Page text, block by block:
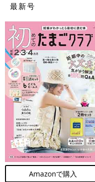
最新号
Amazonで購入